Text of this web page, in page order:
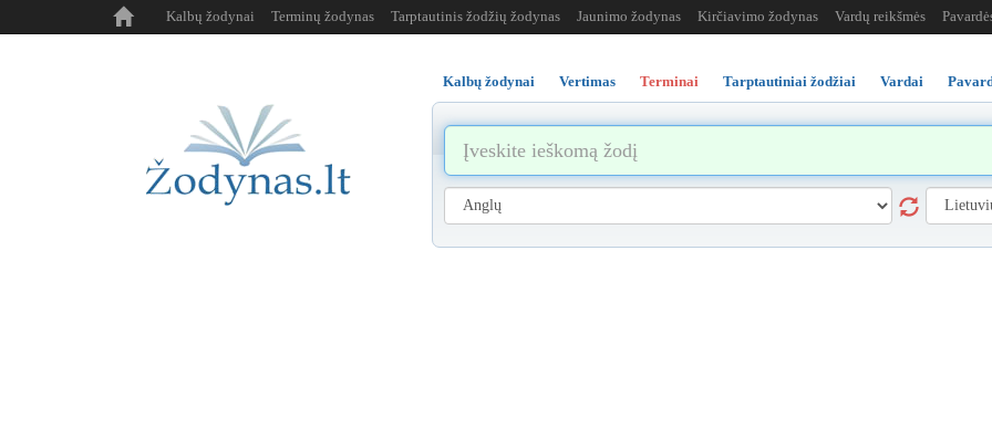
Kalbų žodynai Terminų žodynas Tarptautinis žodžių žodynas Jaunimo žodynas Kirčiavimo žodynas Vardų reikšmės
Kalbų žodynai Vertimas Terminai Tarptautiniai žodžiai Vardai